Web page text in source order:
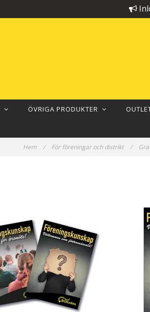
ÖVRIGA PRODUKTER
Hem / För föreningar och distrikt /